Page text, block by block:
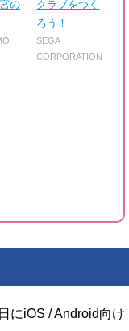
の
クラブをつく
ろう！
SEGA
CORPORATION
にiOS / Android向け